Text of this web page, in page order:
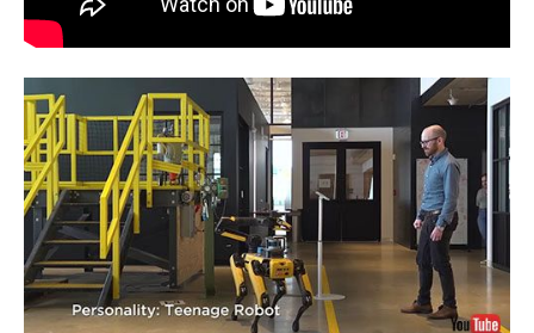
ITエンジニア向け専門サイト
企業向けIT製品の総合サイト
IT製品の技術・比較・事例
製造業のIT導入・活用を支援
モノづくり技術者専門サイト
エレクトロニクス専門サイト